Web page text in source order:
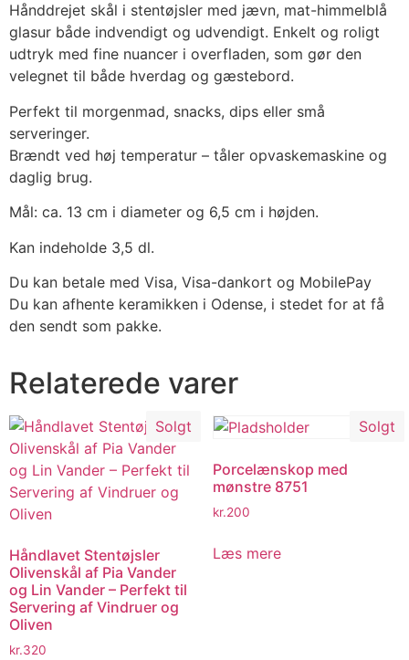
Hånddrejet skål i stentøjsler med jævn, mat-himmelblå
glasur både indvendigt og udvendigt. Enkelt og roligt
udtryk med fine nuancer i overfladen, som gør den
velegnet til både hverdag og gæstebord.
Perfekt til morgenmad, snacks, dips eller små
serveringer.
Brændt ved høj temperatur – tåler opvaskemaskine og
daglig brug.
Mål: ca. 13 cm i diameter og 6,5 cm i højden.
Kan indeholde 3,5 dl.
Du kan betale med Visa, Visa-dankort og MobilePay
Du kan afhente keramikken i Odense, i stedet for at få
den sendt som pakke.
Relaterede varer
Solgt
Håndlavet Stentøjsler
Olivenskål af Pia Vander
og Lin Vander – Perfekt til
Servering af Vindruer og
Oliven
kr.320
Solgt
Porcelænskop med
mønstre 8751
kr.200
Læs mere